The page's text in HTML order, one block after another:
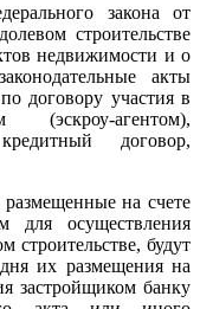
закона от
строительстве
недвижимости и о
акты
договору участия в
(эскроу-агентом),
договор,
на счете
для осуществления
строительстве, будут
их размещения на
застройщиком банку